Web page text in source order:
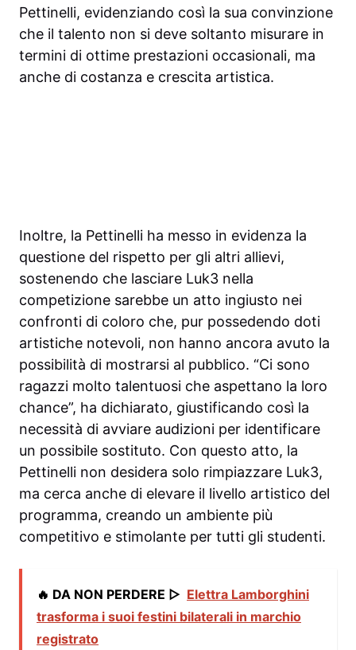
Pettinelli, evidenziando così la sua convinzione
che il talento non si deve soltanto misurare in
termini di ottime prestazioni occasionali, ma
anche di costanza e crescita artistica.
Inoltre, la Pettinelli ha messo in evidenza la
questione del rispetto per gli altri allievi,
sostenendo che lasciare Luk3 nella
competizione sarebbe un atto ingiusto nei
confronti di coloro che, pur possedendo doti
artistiche notevoli, non hanno ancora avuto la
possibilità di mostrarsi al pubblico. “Ci sono
ragazzi molto talentuosi che aspettano la loro
chance”, ha dichiarato, giustificando così la
necessità di avviare audizioni per identificare
un possibile sostituto. Con questo atto, la
Pettinelli non desidera solo rimpiazzare Luk3,
ma cerca anche di elevare il livello artistico del
programma, creando un ambiente più
competitivo e stimolante per tutti gli studenti.
🔥 DA NON PERDERE ▷ Elettra Lamborghini
trasforma i suoi festini bilaterali in marchio
registrato